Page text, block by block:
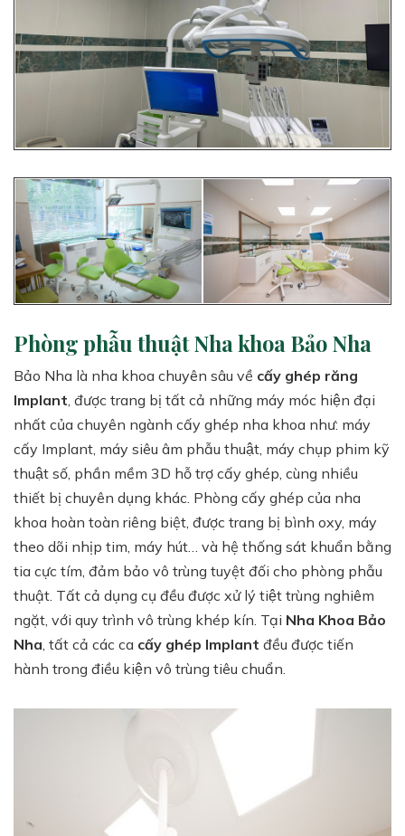
Phòng phẫu thuật Nha khoa Bảo Nha
Bảo Nha là nha khoa chuyên sâu về cấy ghép răng
Implant , được trang bị tất cả những máy móc hiện đại
nhất của chuyên ngành cấy ghép nha khoa như: máy
cấy Implant, máy siêu âm phẫu thuật, máy chụp phim kỹ
thuật số, phần mềm 3D hỗ trợ cấy ghép, cùng nhiều
thiết bị chuyên dụng khác. Phòng cấy ghép của nha
khoa hoàn toàn riêng biệt, được trang bị bình oxy, máy
theo dõi nhịp tim, máy hút… và hệ thống sát khuẩn bằng
tia cực tím, đảm bảo vô trùng tuyệt đối cho phòng phẫu
thuật. Tất cả dụng cụ đều được xử lý tiệt trùng nghiêm
ngặt, với quy trình vô trùng khép kín. Tại Nha Khoa Bảo
Nha , tất cả các ca cấy ghép Implant đều được tiến
hành trong điều kiện vô trùng tiêu chuẩn.